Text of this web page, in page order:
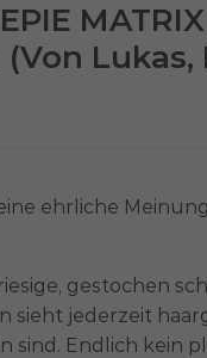
Lukas,
ehrliche
gestochen
sieht jederzeit
sind. Endlich kein